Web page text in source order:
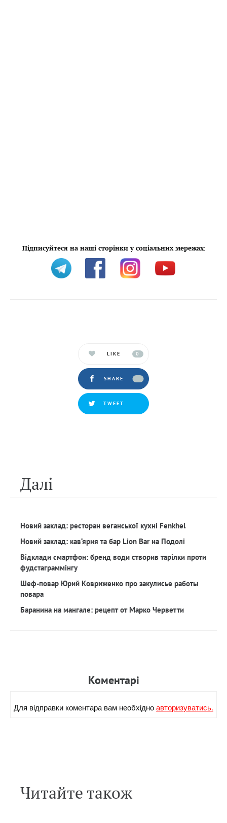
Підписуйтеся на наші сторінки у соціальних мережах:
LIKE 0
SHARE
TWEET
Далi
Новий заклад: ресторан веганської кухні Fenkhel
Новий заклад: кав‘ярня та бар Lion Bar на Подолі
Відклади смартфон: бренд води створив тарілки проти
фудстаграммінгу
Шеф-повар Юрий Ковриженко про закулисье работы
повара
Баранина на мангале: рецепт от Марко Черветти
Коментарi
Для вiдправки коментара вам необхiдноавторизуватись.
Читайте також